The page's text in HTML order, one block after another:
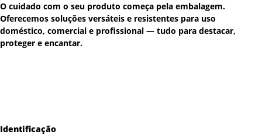
O cuidado com o seu produto começa pela embalagem.
Oferecemos soluções versáteis e resistentes para uso
doméstico, comercial e profissional — tudo para destacar,
proteger e encantar.
Identificação